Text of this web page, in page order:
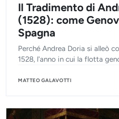
Il Tradimento di
(1528): come
Spagna
Perché Andrea Doria si alleò
1528, l'anno in cui la flotta
MATTEO GALAVOTTI